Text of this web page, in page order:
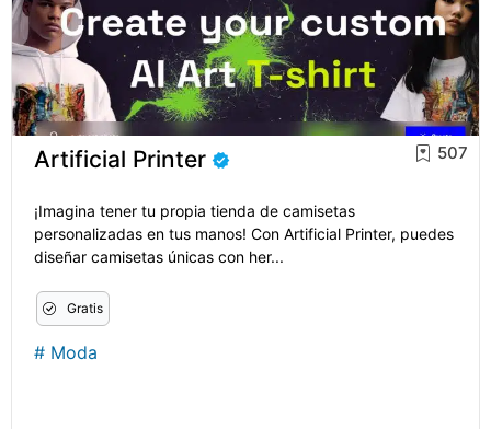
Artificial Printer 507
¡Imagina tener tu propia tienda de camisetas
personalizadas en tus manos! Con Artificial Printer, puedes
diseñar camisetas únicas con her...
Gratis
# Moda